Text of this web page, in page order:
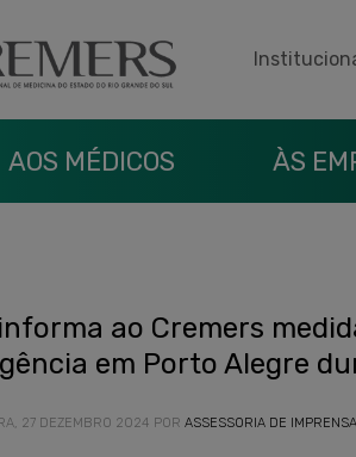
AOS MÉDICOS ÀS
ao Cremers
em Porto Alegre
27 DEZEMBRO 2024 POR ASSESSORIA DE IMPRENSA